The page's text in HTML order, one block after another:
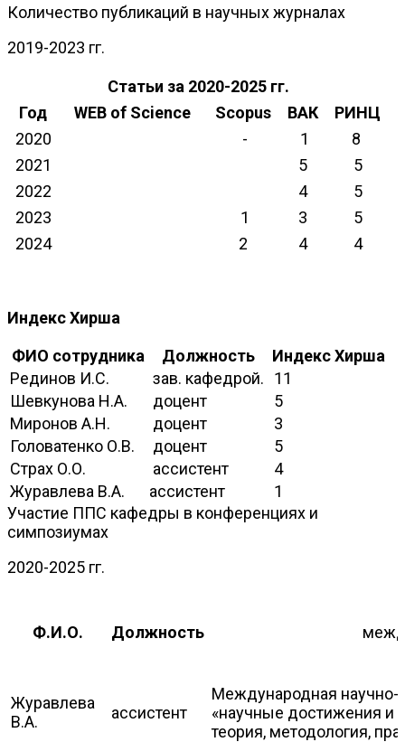
Количество публикаций в научных журналах
2019-2023 гг.
Статьи за 2020-2025 гг.
Год
WEB of Science Scopus ВАК
РИНЦ
2020
- 1
8
2021
5
5
2022
4
5
2023
1 3
5
2024
2 4 4
Индекс Хирша
ФИО сотрудника
Должность
Индекс Хирша
Рединов И.С.
зав. кафедрой.
11
Шевкунова Н.А.
доцент
5
Миронов А.Н.
доцент
3
Головатенко О.В.
доцент
5
Страх О.О.
ассистент
4
Журавлева В.А.
ассистент
1
Участие ППС кафедры в конференциях и
симпозиумах
2020-2025 гг.
Ф.И.О.
Должность
Журавлева
В.А.
ассистент
Международная научно-
«научные достижения и
теория, методология,